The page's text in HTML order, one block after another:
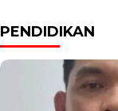
PENDIDIKAN